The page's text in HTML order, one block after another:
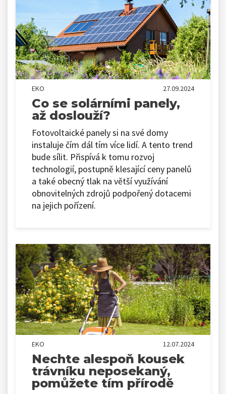
EKO 27.09.2024
Co se solárními panely,
až doslouží?
Fotovoltaické panely si na své domy
instaluje čím dál tím více lidí. A tento trend
bude sílit. Přispívá k tomu rozvoj
technologií, postupně klesající ceny panelů
a také obecný tlak na větší využívání
obnovitelných zdrojů podpořený dotacemi
na jejich pořízení.
EKO 12.07.2024
Nechte alespoň kousek
trávníku neposekaný,
pomůžete tím přírodě